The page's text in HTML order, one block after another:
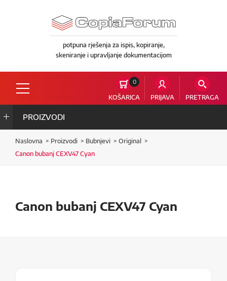
potpuna rješenja za ispis, kopiranje,
skeniranje i upravljanje dokumentacijom
0
KOŠARICA PRIJAVA PRETRAGA
PROIZVODI
Naslovna Proizvodi Bubnjevi
Original
Canon bubanj CEXV47 Cyan
Canon bubanj CEXV47 Cyan